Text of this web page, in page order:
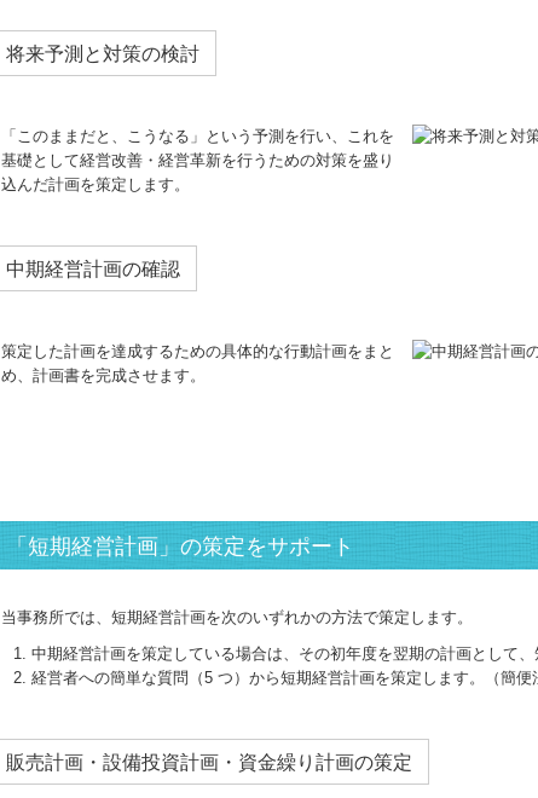
将来予測と対策の検討
「このままだと、こうなる」という予測を行い、これを
基礎として経営改善・経営革新を行うための対策を盛り
込んだ計画を策定します。
中期経営計画の確認
策定した計画を達成するための具体的な行動計画をまと
め、計画書を完成させます。
「短期経営計画」の策定をサポート
当事務所では、短期経営計画を次のいずれかの方法で策定します。
中期経営計画を策定している場合は、その初年度を翌期の計画として
経営者への簡単な質問（5 つ）から短期経営計画を策定します。（簡便
販売計画・設備投資計画・資金繰り計画の策定